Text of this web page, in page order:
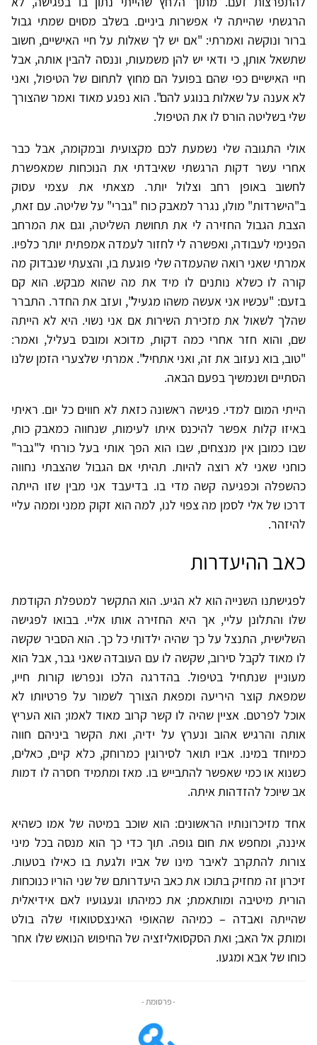
הרגשתי שהייתה לי אפשרות ביניים. בשלב מסוים שמתי גבול
ברור ונוקשה ואמרתי: "אם יש לך שאלות על חיי האישיים, חשוב
שתשאל אותן, כי ודאי יש להן משמעות, וננסה להבין אותה, אבל
חיי האישיים כפי שהם בפועל הם מחוץ לתחום של הטיפול, ואני
לא אענה על שאלות בנוגע להם". הוא נפגע מאוד ואמר שהצורך
שלי בשליטה הורס לו את הטיפול.
אולי התגובה שלי נשמעת לכם מקצועית ובמקומה, אבל כבר
אחרי עשר דקות הרגשתי שאיבדתי את הנוכחות שמאפשרת
לחשוב באופן רחב וצלול יותר. מצאתי את עצמי עסוק
ב"הישרדות" מולו, נגרר למאבק כוח "גברי" על שליטה. עם זאת,
הצבת הגבול החזירה לי את תחושת השליטה, וגם את המרחב
הפנימי לעבודה, ואפשרה לי לחזור לעמדה אמפתית יותר כלפיו.
אמרתי שאני רואה שהעמדה שלי פוגעת בו, והצעתי שנבדוק מה
קורה לו כשלא נותנים לו מיד את מה שהוא מבקש. הוא קם
בזעם: "עכשיו אני אעשה משהו מגעיל", ועזב את החדר. התברר
שהלך לשאול את מזכירת השירות אם אני נשוי. היא לא הייתה
שם, והוא חזר אחרי כמה דקות, מדוכא ומובס בעליל, ואמר:
"טוב, בוא נעזוב את זה, ואני אתחיל". אמרתי שלצערי הזמן שלנו
הסתיים ושנמשיך בפעם הבאה.
הייתי המום למדי. פגישה ראשונה כזאת לא חווים כל יום. ראיתי
באיזו קלות אפשר להיכנס איתו לעימות, שנחווה כמאבק כוח,
שבו כמובן אין מנצחים, שבו הוא הפך אותי בעל כורחי ל"גבר"
כוחני שאני לא רוצה להיות. תהיתי אם הגבול שהצבתי נחווה
כהשפלה וכפגיעה קשה מדי בו. בדיעבד אני מבין שזו הייתה
דרכו של אלי לסמן מה צפוי לנו, למה הוא זקוק ממני וממה עליי
להיזהר.
כאב ההיעדרות
לפגישתנו השנייה הוא לא הגיע. הוא התקשר למטפלת הקודמת
שלו והתלונן עליי, אך היא החזירה אותו אליי. בבואו לפגישה
השלישית, התנצל על כך שהיה ילדותי כל כך. הוא הסביר שקשה
לו מאוד לקבל סירוב, שקשה לו עם העובדה שאני גבר, אבל הוא
מעוניין שנתחיל בטיפול. בהדרגה הלכו ונפרשו קורות חייו,
שמפאת קוצר היריעה ומפאת הצורך לשמור על פרטיותו לא
אוכל לפרטם. אציין שהיה לו קשר קרוב מאוד לאמו; הוא העריץ
אותה והרגיש אהוב ונערץ על ידיה, ואת הקשר ביניהם חווה
כמיוחד במינו. אביו תואר לסירוגין כמרוחק, כלא קיים, כאלים,
כשנוא או כמי שאפשר להתבייש בו. מאז ומתמיד חסרה לו דמות
אב שיוכל להזדהות איתה.
אחד מזיכרונותיו הראשונים: הוא שוכב במיטה של אמו כשהיא
איננה, ומחפש את חום גופה. תוך כדי כך הוא מנסה בכל מיני
צורות להתקרב לאיבר מינו של אביו ולגעת בו כאילו בטעות.
זיכרון זה מחזיק בתוכו את כאב היעדרותם של שני הוריו כנוכחות
הורית מיטיבה ומותאמת; את כמיהתו וגעגועיו לאם אידיאלית
שהייתה ואבדה – כמיהה שהאופי האינצסטואוזי שלה בולט
ומותק אל האב; ואת הסקסואליזציה של החיפוש הנואש שלו אחר
כוחו של אבא ומגעו.
- פרסומת -